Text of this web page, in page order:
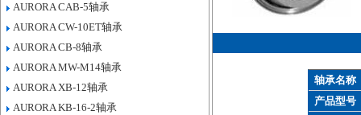
AURORA CAB-5轴承
AURORA CW-10ET轴承
AURORA CB-8轴承
AURORA MW-M14轴承
AURORA XB-12轴承
AURORA KB-16-2轴承
轴承名称
产品型号